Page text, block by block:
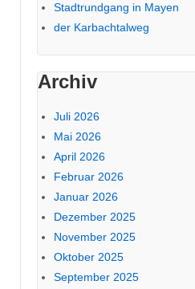
Stadtrundgang in Mayen
der Karbachtalweg
Archiv
Juli 2026
Mai 2026
April 2026
Februar 2026
Januar 2026
Dezember 2025
November 2025
Oktober 2025
September 2025